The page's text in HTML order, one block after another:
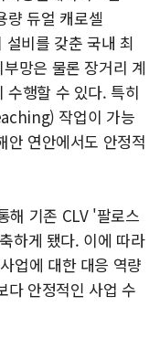
듀얼 캐로셀
비를 갖춘 국내 최
망은 물론 장거리 계
수행할 수 있다. 특히
작업이 가능
안 연안에서도 안정적
해 기존 CLV '팔로스
하게 됐다. 이에 따라
업에 대한 대응 역량
다 안정적인 사업 수